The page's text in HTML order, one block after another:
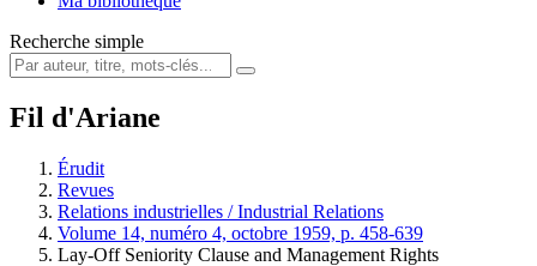
Recherche simple
Fil d'Ariane
Érudit
Revues
Relations industrielles / Industrial Relations
Volume 14, numéro 4, octobre 1959, p. 458-639
Lay-Off Seniority Clause and Management Rights